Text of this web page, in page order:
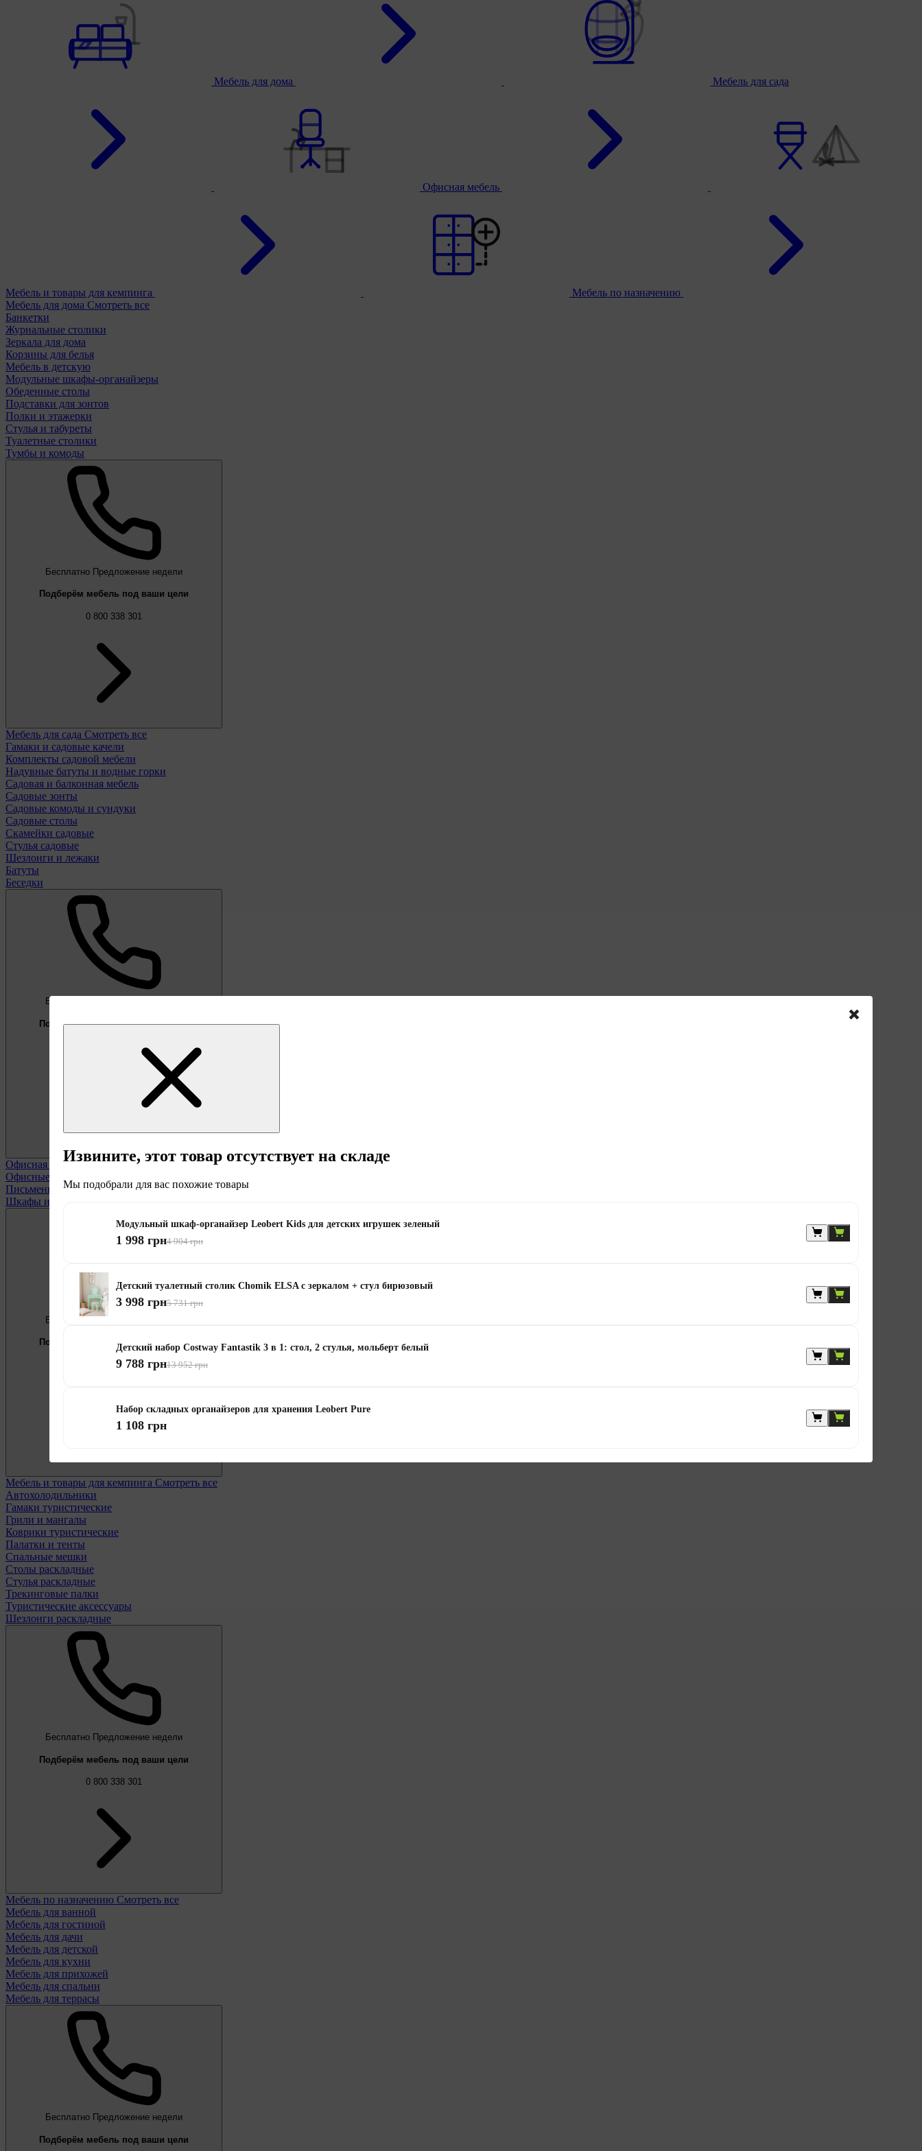
Мебель для дома Мебель для сада
Офисная мебель
Мебель и товары для кемпинга
Мебель по назначению
Мебель для дома Смотреть все
Банкетки
Журнальные столики
Зеркала для дома
Корзины для белья
Мебель в детскую
Модульные шкафы-органайзеры
Обеденные столы
Подставки для зонтов
Полки и этажерки
Стулья и табуреты
Туалетные столики
Тумбы и комоды
Бесплатно Предложение недели
Подберём мебель под ваши цели
0 800 338 301
Мебель для сада Смотреть все
Гамаки и садовые качели
Комплекты садовой мебели
Надувные батуты и водные горки
Садовая и балконная мебель
Садовые зонты
Садовые комоды и сундуки
Садовые столы
Скамейки садовые
Стулья садовые
Шезлонги и лежаки
Батуты
Беседки
Бесплатно
Подберём мебель под ваши цели
Офисная мебельСмотреть все
Офисные кресла
Письменные столы
Шкафы и полки офисные
Бесплатно Предложение недели
Подберём мебель под ваши цели
0 800 338 301
Мебель и товары для кемпинга Смотреть все
Автохолодильники
Гамаки туристические
Грили и мангалы
Коврики туристические
Палатки и тенты
Спальные мешки
Столы раскладные
Стулья раскладные
Трекинговые палки
Туристические аксессуары
Шезлонги раскладные
Бесплатно Предложение недели
Подберём мебель под ваши цели
0 800 338 301
Мебель по назначению Смотреть все
Мебель для ванной
Мебель для гостиной
Мебель для дачи
Мебель для детской
Мебель для кухни
Мебель для прихожей
Мебель для спальни
Мебель для террасы
Бесплатно Предложение недели
Подберём мебель под ваши цели
Извините, этот товар отсутствует на складе
Мы подобрали для вас похожие товары
Модульный шкаф-органайзер Leobert Kids для детских игрушек зеленый
1 998 грн4 904 грн
Детский туалетный столик Chomik ELSA с зеркалом + стул бирюзовый
3 998 грн5 731 грн
Детский набор Costway Fantastik 3 в 1: стол, 2 стулья, мольберт белый
9 788 грн13 952 грн
Набор складных органайзеров для хранения Leobert Pure
1 108 грн